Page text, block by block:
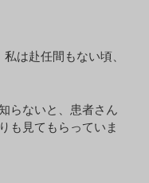
は赴任間もない頃、
らないと、患者さん
も見てもらっていま